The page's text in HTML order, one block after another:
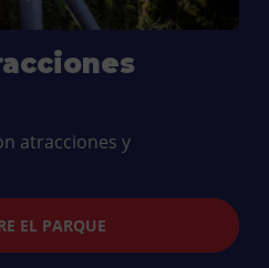
atracciones y
EL PARQUE